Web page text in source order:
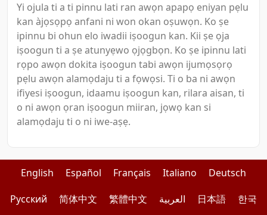
Yi ojula ti a ti pinnu lati ran awọn apapọ eniyan pẹlu
kan àjọsọpọ anfani ni won okan oṣuwọn. Ko ṣe
ipinnu bi ohun elo iwadii iṣoogun kan. Kii ṣe ọja
iṣoogun ti a ṣe atunyẹwo ọjọgbọn. Ko ṣe ipinnu lati
rọpo awọn dokita iṣoogun tabi awọn ijumọsọrọ
pẹlu awọn alamọdaju ti a fọwọsi. Ti o ba ni awọn
ifiyesi iṣoogun, idaamu iṣoogun kan, rilara aisan, ti
o ni awọn ọran iṣoogun miiran, jọwọ kan si
alamọdaju ti o ni iwe-aṣẹ.
English Español Français Italiano
Deutsch
Pусский
简体中文 繁體中文 العربية 日本語
한국